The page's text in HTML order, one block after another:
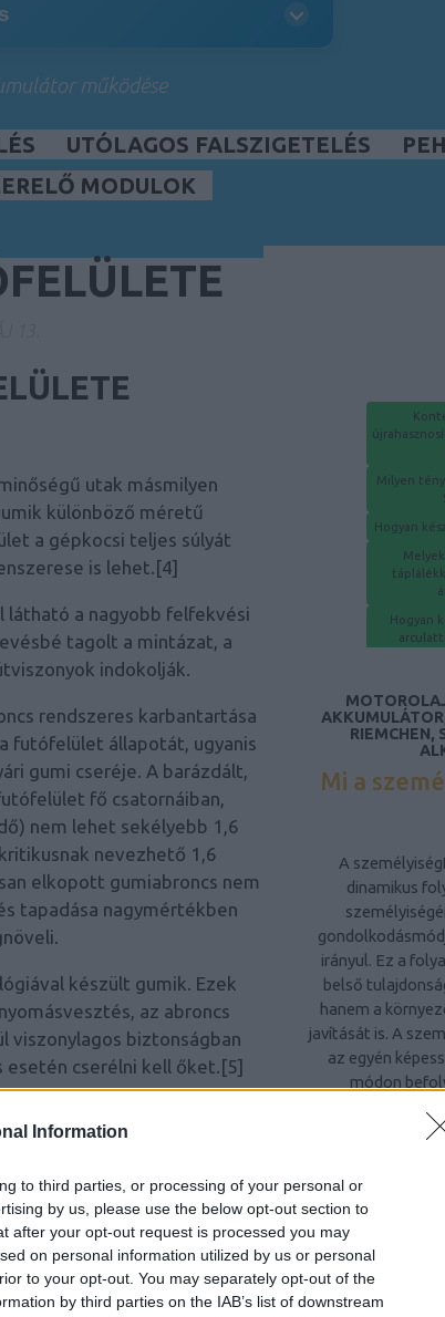
Information
to third parties, or processing of your personal or
by us, please use the below opt-out section to
after your opt-out request is processed you may
on personal information utilized by us or personal
to your opt-out. You may separately opt-out of the
by third parties on the IAB’s list of downstream
működése
UTÓLAGOS FALSZIGETELÉS
MODULOK
utak másmilyen
különböző méretű
a gépkocsi teljes súlyát
is lehet.[4]
látható a nagyobb felfekvési
tagolt a mintázat, a
indokolják.
rendszeres karbantartása
futófelület állapotát, ugyanis
gumi cseréje. A barázdált,
fő csatornáiban,
nem lehet sekélyebb 1,6
nevezhető 1,6
elkopott gumiabroncs nem
tapadása nagymértékben
készült gumik. Ezek
az abroncs
viszonylagos biztonságban
esetén cserélni kell őket.[5]
A gyártás során a különböző
jelölése érdekében
a következőket jelenti:[6]
car), az „LT” (light
Milyen
Hogyan
Hogyan
RIEMCHEN,
Mi a
A
dinamikus
irányul. Ez a
belső
hanem a
javítását is. A
az egyén
módon
A
A
jelentőséggel
közvetlen
kapcsolatokra,